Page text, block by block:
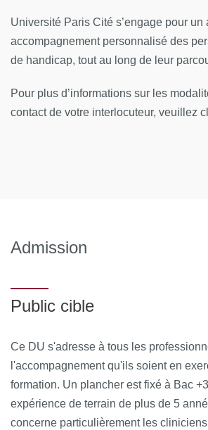
Approcher la problématique
leurs addictions.
Aborder les nouvelles addictions :
l'épreuve du virtuel
Équipe pédagogique
psychanalyste, psychodramaticien.
Coordinateur pédagogique: Eric
Psychothérapeute, Psychanalyste, Ex-
Conférences à l’Université Paris Cité,
CRPMS de l’Université Paris
Université Paris Cité s’engage pour un
accompagnement personnalisé des
de handicap, tout au long de leur
Pour plus d’informations sur les
contact de votre interlocuteur, veuillez
Admission
Public cible
Ce DU s'adresse à tous les
l'accompagnement qu'ils soient en
formation. Un plancher est fixé à Bac
expérience de terrain de plus de 5
concerne particulièrement les